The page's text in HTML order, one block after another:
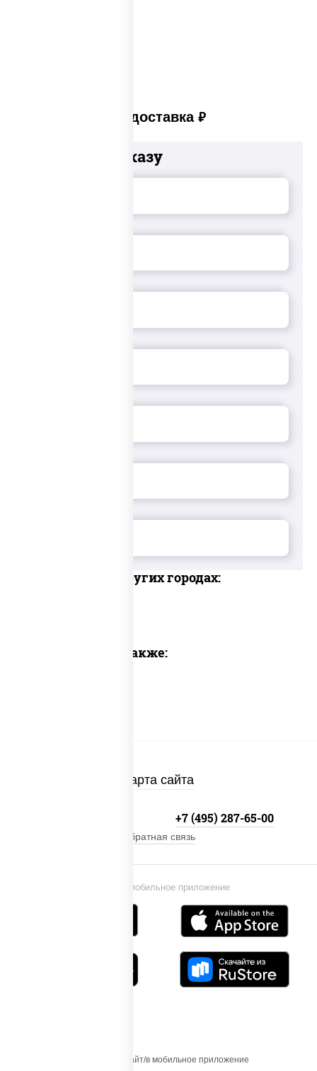
Платная доставка руб
Добавьте к заказу
Доставка в других городах:
Предлагаем также:
Карта сайта
Установи мобильное приложение
+7 (495) 287-65-00
Обратная связь
Осуществляя вход на этот Сайт/в мобильное приложение